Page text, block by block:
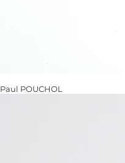
Paul POUCHOL